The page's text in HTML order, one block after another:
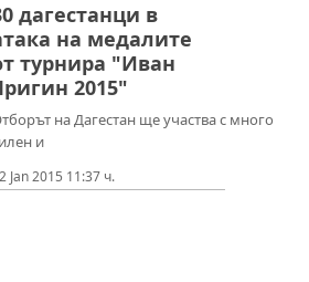
дагестанци в
на медалите
турнира "Иван
2015"
на Дагестан ще участва с много
и
Jan 2015 11:37 ч.